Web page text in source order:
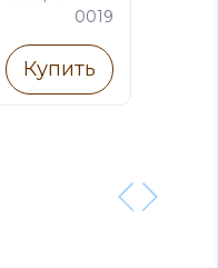
0019
Купить